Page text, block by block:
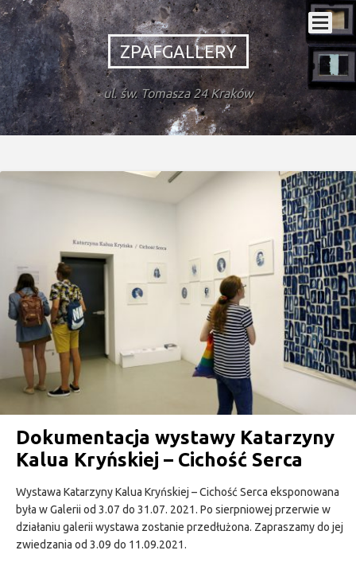
ZPAFGALLERY
ul. św. Tomasza 24 Kraków
Dokumentacja wystawy Katarzyny
Kalua Kryńskiej – Cichość Serca
Wystawa Katarzyny Kalua Kryńskiej – Cichość Serca eksponowana
była w Galerii od 3.07 do 31.07. 2021. Po sierpniowej przerwie w
działaniu galerii wystawa zostanie przedłużona. Zapraszamy do jej
zwiedzania od 3.09 do 11.09.2021.